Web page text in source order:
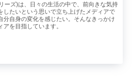
ーズ)は、日々の生活の中で、前向きな気持
したいという思いで立ち上げたメディアで
分自身の変化を感じたい。そんなきっかけ
を目指しています。